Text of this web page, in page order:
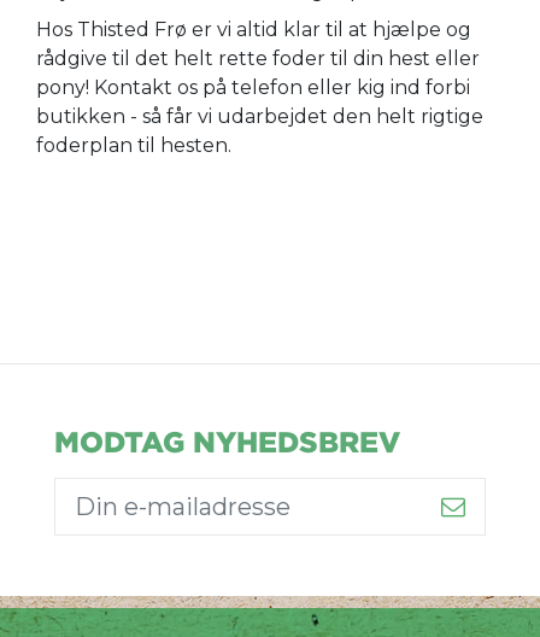
Hos Thisted Frø er vi altid klar til at hjælpe og
rådgive til det helt rette foder til din hest eller
pony! Kontakt os på telefon eller kig ind forbi
butikken - så får vi udarbejdet den helt rigtige
foderplan til hesten.
MODTAG NYHEDSBREV